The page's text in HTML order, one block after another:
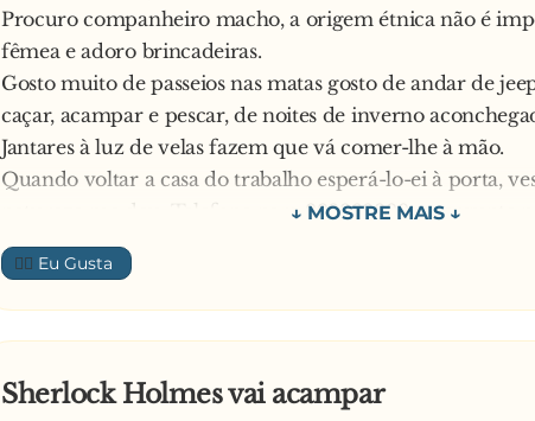
Procuro companheiro macho, a origem étnica não é
fêmea e adoro brincadeiras.
Gosto muito de passeios nas matas gosto de andar de
caçar, acampar e pescar, de noites de inverno
Jantares à luz de velas fazem que vá comer-lhe à mão.
Quando voltar a casa do trabalho esperá-lo-ei à porta,
natureza me deu. Telefone para 999999999 e pergunte
Aguardo notícias suas
RESULTADO DO ANÚNCIO:
Mais de 15.000 homens deram por si a telefonar para a
Animais – Secção de Caninos…
👍🏼
Sherlock Holmes vai acampar